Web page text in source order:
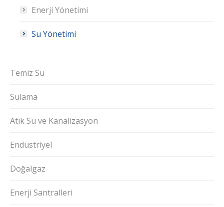
Enerji Yönetimi
Su Yönetimi
Temiz Su
Sulama
Atık Su ve Kanalizasyon
Endüstriyel
Doğalgaz
Enerji Santralleri